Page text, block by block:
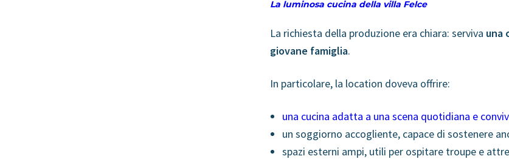
La luminosa cucina della villa Felce
La richiesta della produzione era chiara: serviva una
giovane famiglia.
In particolare, la location doveva offrire:
una cucina adatta a una scena quotidiana e
un soggiorno accogliente, capace di sostenere
spazi esterni ampi, utili per ospitare troupe e